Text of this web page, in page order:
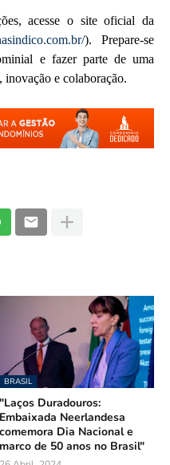
acesse o site oficial da
). Prepare-se
e fazer parte de uma
inovação e colaboração.
BRASIL
"Laços Duradouros:
Embaixada Neerlandesa
comemora Dia Nacional e
marco de 50 anos no Brasil"